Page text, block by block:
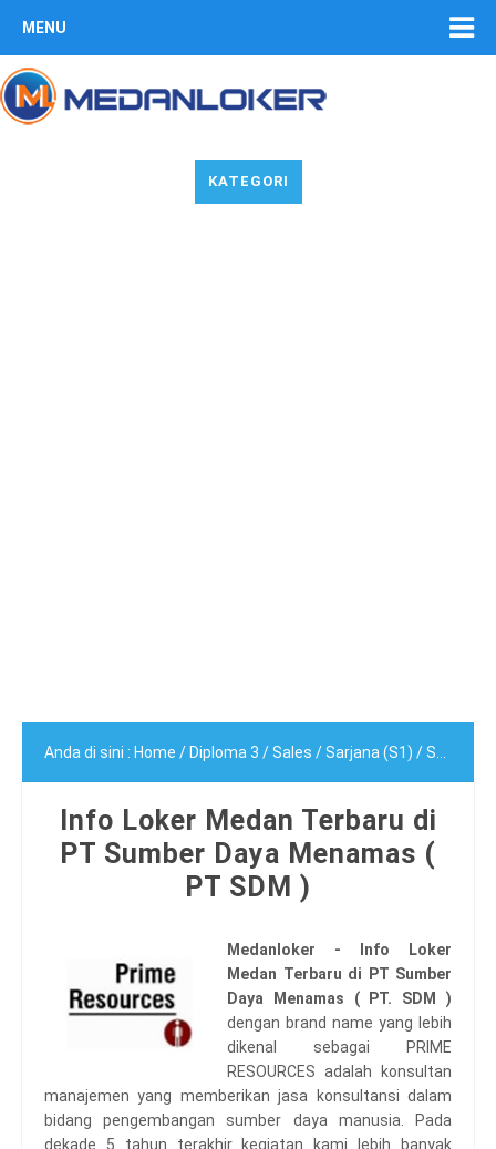
MENU
KATEGORI
Anda di sini : Home / Diploma 3 /Sales /Sarjana (S1) /SMA/SMK
Info Loker Medan Terbaru di
PT Sumber Daya Menamas (
PT SDM )
Medanloker - Info Loker
Medan Terbaru di PT Sumber
Daya Menamas ( PT. SDM )
dengan brand name yang lebih
dikenal sebagai PRIME
RESOURCES adalah konsultan
manajemen yang memberikan jasa konsultansi dalam
bidang pengembangan sumber daya manusia. Pada
dekade 5 tahun terakhir kegiatan kami lebih banyak